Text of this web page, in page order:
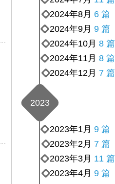
2024年12月 7 篇
2024年11月 8 篇
2024年10月 8 篇
2024年9月 9 篇
2024年8月 6 篇
2023
2023年4月 9 篇
2023年3月 11 篇
2023年2月 7 篇
2023年1月 9 篇